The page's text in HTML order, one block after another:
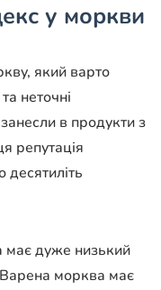
у моркви
який варто
неточні
в продукти з
репутація
десятиліть
має дуже низький
Варена морква має